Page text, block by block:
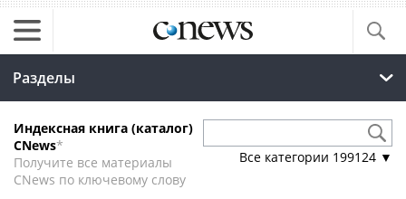
Разделы
Индексная книга (каталог)
CNews*
Получите все материалы
CNews по ключевому слову
Все категории 199124 ▼